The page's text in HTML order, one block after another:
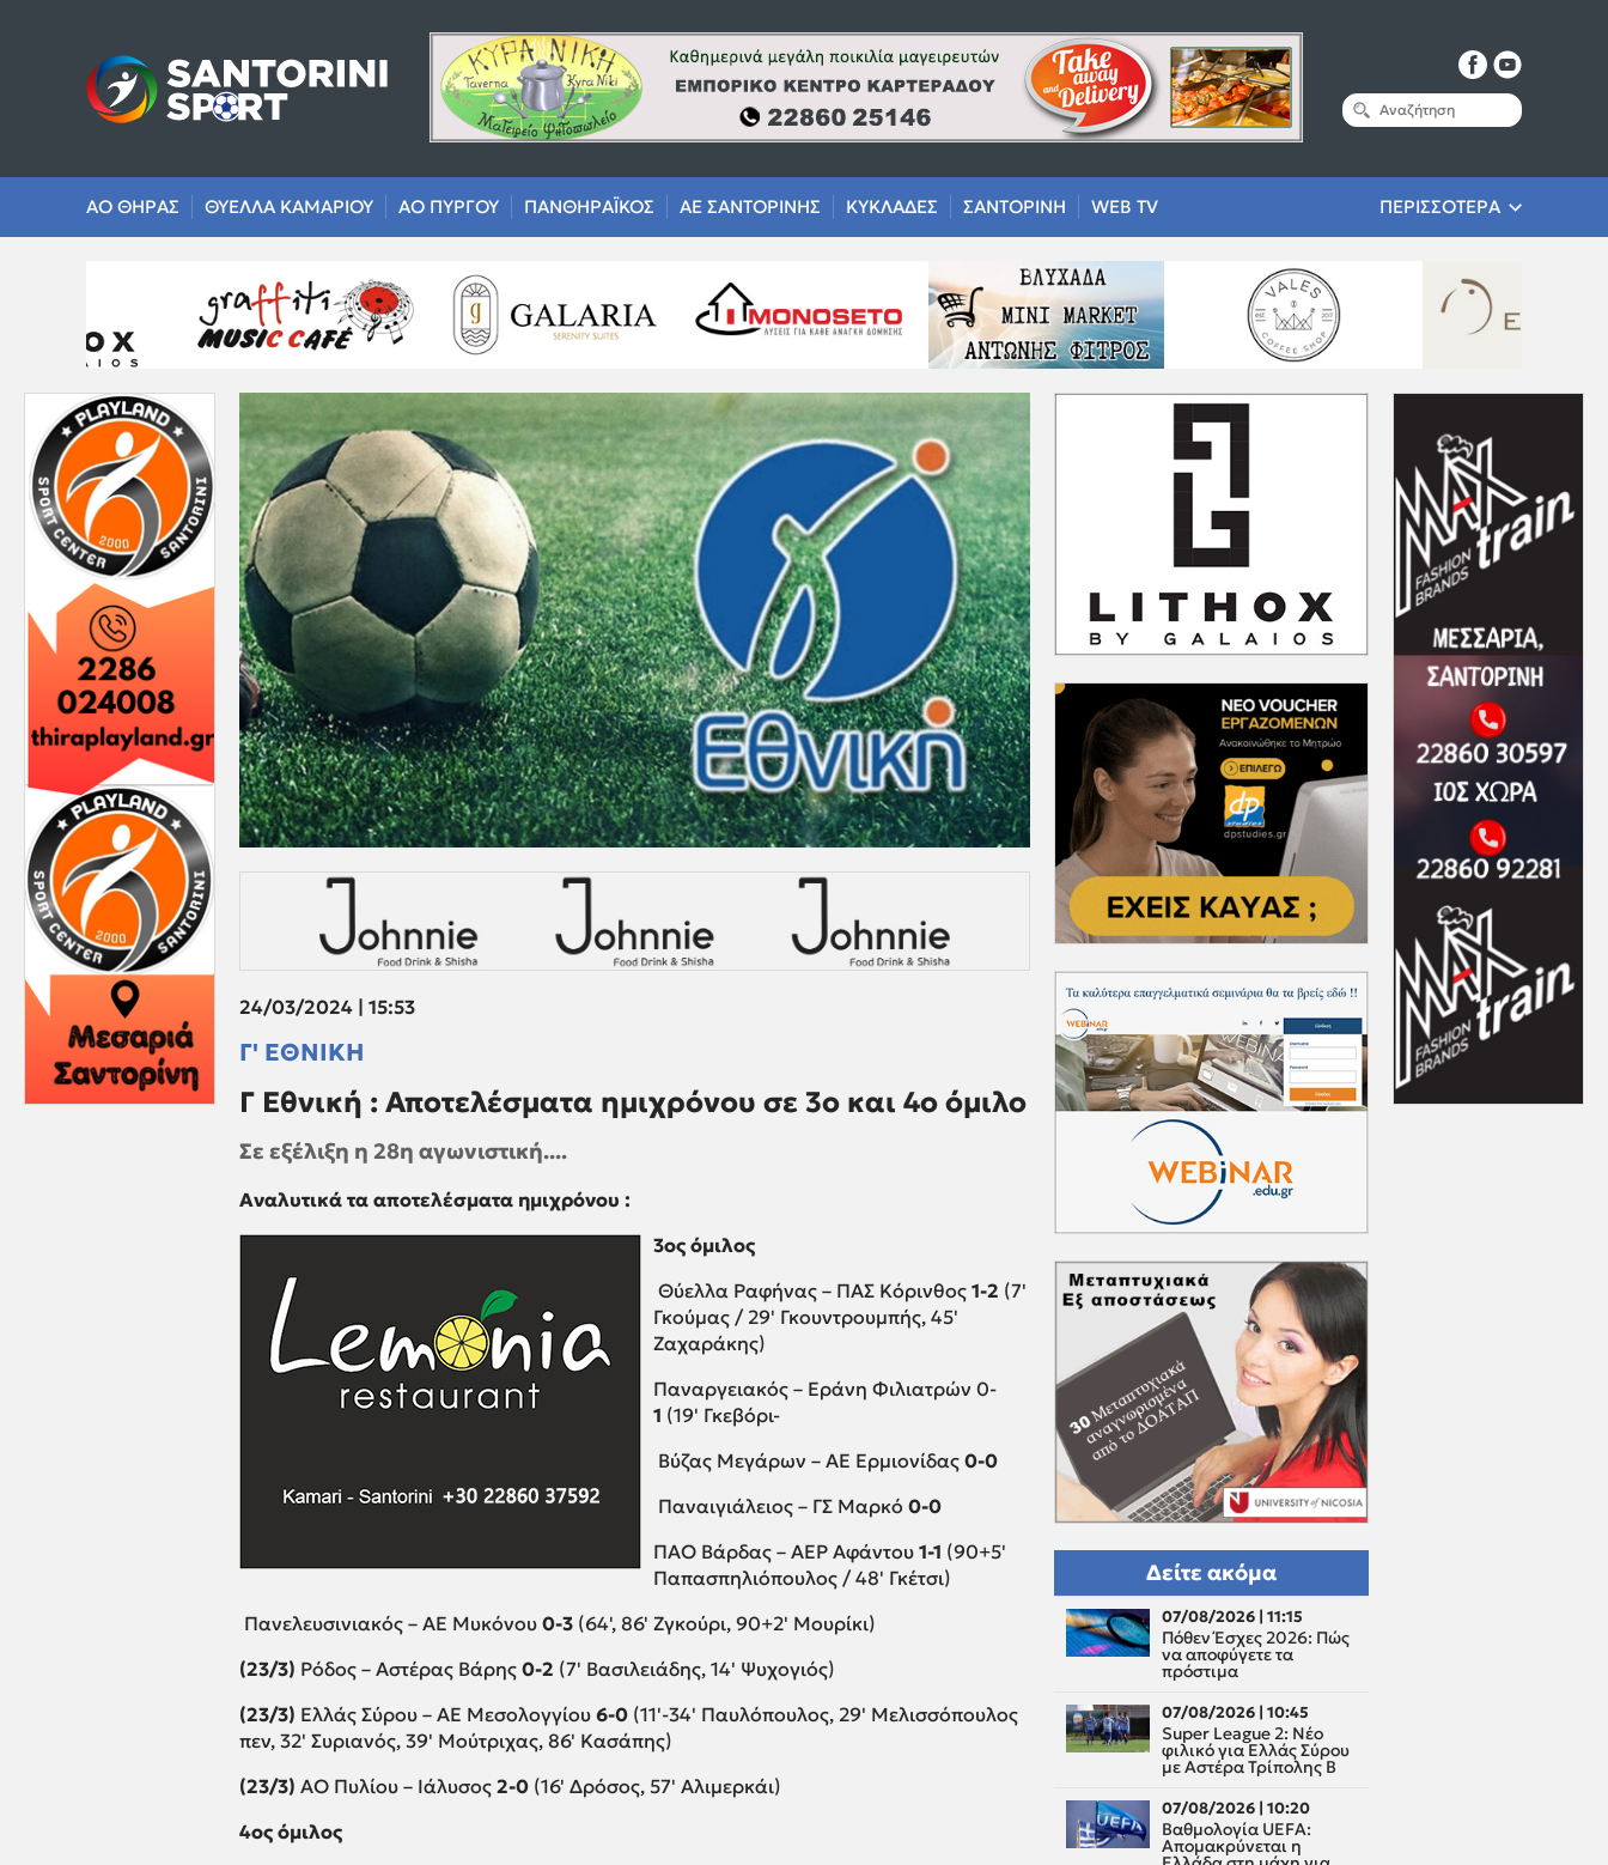
ΑΟ ΘΗΡΑΣ ΘΥΕΛΛΑ ΚΑΜΑΡΙΟΥ ΑΟ ΠΥΡΓΟΥ ΠΑΝΘΗΡΑΪΚΟΣ ΑΕ ΣΑΝΤΟΡΙΝΗΣ ΚΥΚΛΑΔΕΣ ΣΑΝΤΟΡΙΝΗ WEB TV ΠΕΡΙΣΣΟΤΕΡΑ
24/03/2024 | 15:53
Γ' ΕΘΝΙΚΗ
Γ Εθνική : Αποτελέσματα ημιχρόνου σε 3ο και 4ο όμιλο
Σε εξέλιξη η 28η αγωνιστική....
Αναλυτικά τα αποτελέσματα ημιχρόνου :
3ος όμιλος
Θύελλα Ραφήνας – ΠΑΣ Κόρινθος 1-2 (7'
Γκούμας / 29' Γκουντρουμπής, 45'
Ζαχαράκης)
Παναργειακός – Εράνη Φιλιατρών 0-
1 (19' Γκεβόρι-
Βύζας Μεγάρων – ΑΕ Ερμιονίδας 0-0
Παναιγιάλειος – ΓΣ Μαρκό 0-0
ΠΑΟ Βάρδας – ΑΕΡ Αφάντου 1-1 (90+5'
Παπασπηλιόπουλος / 48' Γκέτσι)
Πανελευσινιακός – ΑΕ Μυκόνου 0-3 (64', 86' Ζγκούρι, 90+2' Μουρίκι)
(23/3) Ρόδος – Αστέρας Βάρης 0-2 (7' Βασιλειάδης, 14' Ψυχογιός)
(23/3) Ελλάς Σύρου – ΑΕ Μεσολογγίου 6-0 (11'-34' Παυλόπουλος, 29' Μελισσόπουλος
πεν, 32' Συριανός, 39' Μούτριχας, 86' Κασάπης)
(23/3) ΑΟ Πυλίου – Ιάλυσος 2-0 (16' Δρόσος, 57' Αλιμερκάι)
4ος όμιλος
Δείτε ακόμα
07/08/2026 | 11:15
Πόθεν Έσχες 2026: Πώς
να αποφύγετε τα
πρόστιμα
07/08/2026 | 10:45
Super League 2: Νέο
φιλικό για Ελλάς Σύρου
με Αστέρα Τρίπολης Β
07/08/2026 | 10:20
Βαθμολογία UEFA:
Απομακρύνεται η